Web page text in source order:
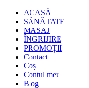
ACASĂ
SĂNĂTATE
MASAJ
ÎNGRIJIRE
PROMOȚII
Contact
Coș
Contul meu
Blog